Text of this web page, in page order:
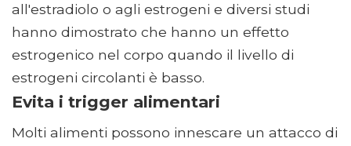
all'estradiolo o agli estrogeni e diversi studi
hanno dimostrato che hanno un effetto
estrogenico nel corpo quando il livello di
estrogeni circolanti è basso.
Evita i trigger alimentari
Molti alimenti possono innescare un attacco di